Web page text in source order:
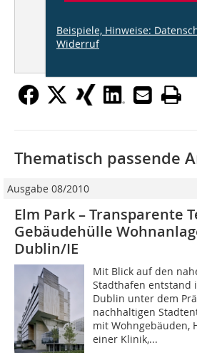
Beispiele, Hinweise:
Widerruf
Thematisch passende
Ausgabe 08/2010
Elm Park – Transparente
Gebäudehülle
Dublin/IE
Mit Blick auf den
Stadthafen entstand
Dublin unter dem
nachhaltigen
mit Wohngebäuden,
einer Klinik,...